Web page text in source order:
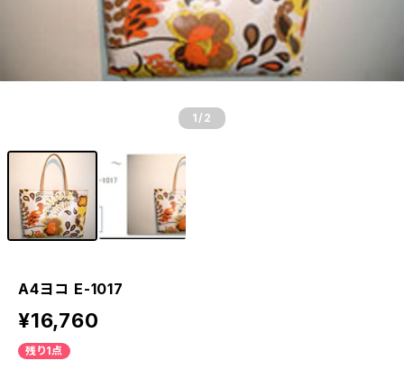
1 /2
A4ヨコ E-1017
¥16,760
残り1点